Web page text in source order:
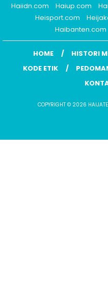
Haiidn.com
Haiup.com
Heisport.com
Haibanten.com
HOME HISTORI
KODE ETIK
COPYRIGHT © 2026